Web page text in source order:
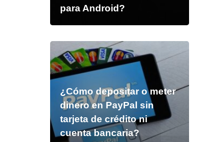
para Android?
¿Cómo depositar o meter
dinero en PayPal sin
tarjeta de crédito ni
cuenta bancaria?